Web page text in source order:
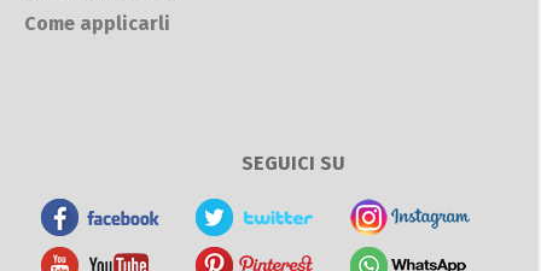
Come applicarli
SEGUICI SU